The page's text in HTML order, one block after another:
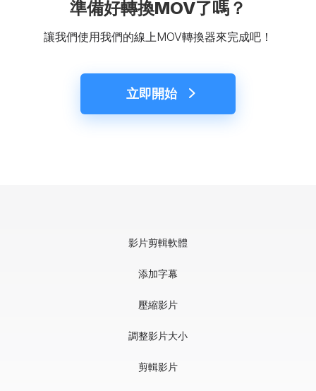
準備好轉換MOV了嗎？
讓我們使用我們的線上MOV轉換器來完成吧！
立即開始
影片剪輯軟體
添加字幕
壓縮影片
調整影片大小
剪輯影片